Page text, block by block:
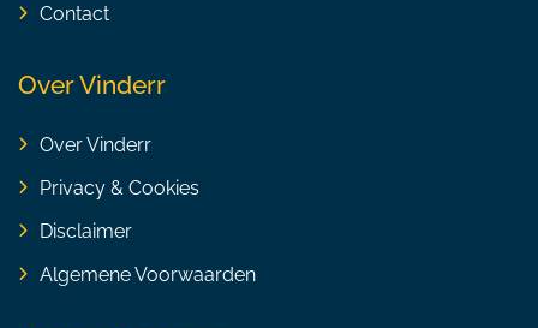
Contact
Over Vinderr
Over Vinderr
Privacy & Cookies
Disclaimer
Algemene Voorwaarden